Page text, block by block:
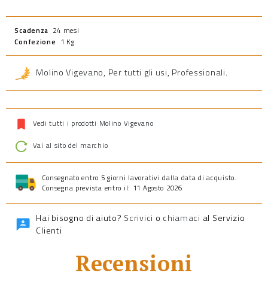
Scadenza 24 mesi
Confezione
1 Kg
Molino Vigevano, Per tutti gli usi, Professionali.
Vedi tutti i prodotti Molino Vigevano
Vai al sito del marchio
Consegnato entro 5 giorni lavorativi dalla data di acquisto.
Consegna prevista entro il: 11 Agosto 2026
Hai bisogno di aiuto? Scrivici o chiamaci al Servizio
Clienti
Recensioni